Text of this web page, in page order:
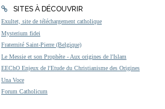
SITES À DÉCOUVRIR
Exultet, site de téléchargement catholique
Mysterium fidei
Fraternité Saint-Pierre (Belgique)
Le Messie et son Prophète - Aux origines de l'Islam
EEChO Enjeux de l'Etude du Christianisme des Origines
Una Voce
Forum Catholicum